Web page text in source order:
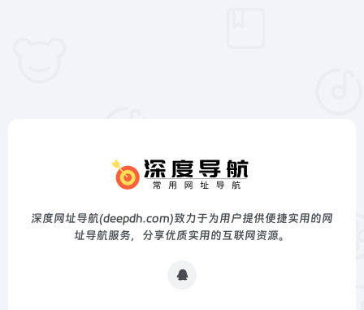
深度网址导航(deepdh.com)致力于为用户提供便捷实用的网
址导航服务，分享优质实用的互联网资源。